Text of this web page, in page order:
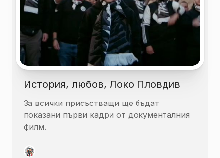
История, любов, Локо Пловдив
За всички присъстващи ще бъдат
показани първи кадри от документалния
филм.